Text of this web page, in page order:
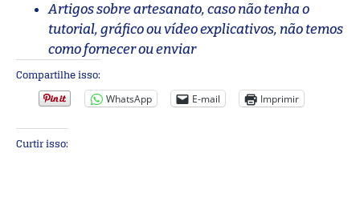
Artigos sobre artesanato, caso não tenha o
tutorial, gráfico ou vídeo explicativos, não temos
como fornecer ou enviar
Compartilhe isso:
WhatsApp E-mail Imprimir
Curtir isso: